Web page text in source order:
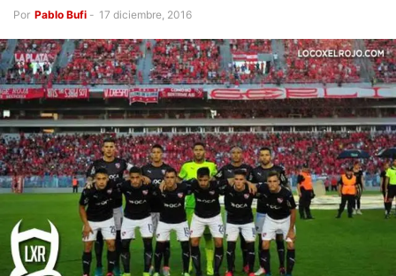
Por Pablo Bufi - 17 diciembre, 2016